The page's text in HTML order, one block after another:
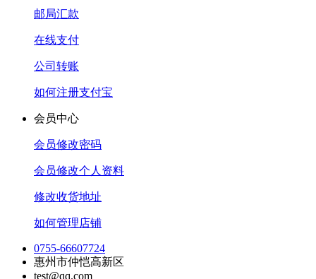
邮局汇款
在线支付
公司转账
如何注册支付宝
会员中心
会员修改密码
会员修改个人资料
修改收货地址
如何管理店铺
0755-66607724
惠州市仲恺高新区
test@qq.com